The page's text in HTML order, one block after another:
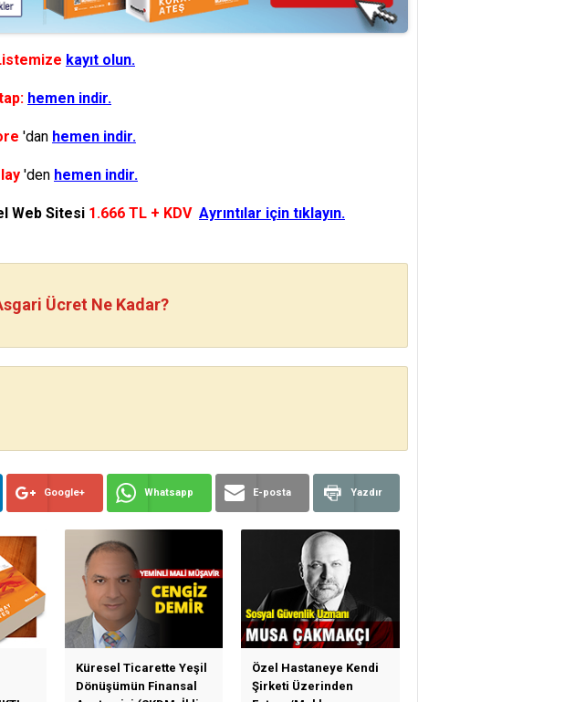
kayıt olun.
hemen indir.
'dan hemen indir.
'den hemen indir.
Web Sitesi 1.666 TL + KDV Ayrıntılar için tıklayın.
Ücret Ne Kadar?
Google+ Whatsapp E-posta Yazdır
Küresel Ticarette Yeşil
Dönüşümün Finansal
Özel Hastaneye Kendi
Şirketi Üzerinden